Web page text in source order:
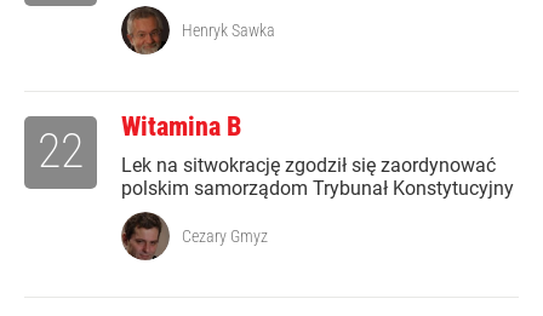
Henryk Sawka
Witamina B
Lek na sitwokrację zgodził się zaordynować
polskim samorządom Trybunał Konstytucyjny
22
Cezary Gmyz